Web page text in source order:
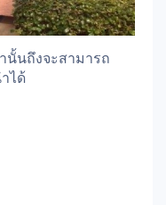
นั้นถึงจะสามารถ
ได้